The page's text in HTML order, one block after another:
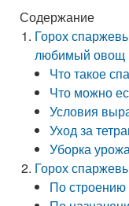
Содержание
Горох
любимый овощ
Что такое
Что можно
Условия
Уход за
Уборка
Горох
По строению